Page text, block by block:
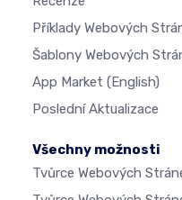
Příklady Webových
Šablony Webových
App Market (English)
Poslední Aktualizace
Všechny možnosti
Tvůrce Webových